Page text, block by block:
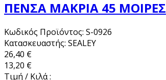
ΠΕΝΣΑ ΜΑΚΡΙΑ 45 ΜΟΙΡΕΣ
Κωδικός Προϊόντος: S-0926
Κατασκευαστής: SEALEY
26,40 €
13,20 €
Τιμή / Κιλά :